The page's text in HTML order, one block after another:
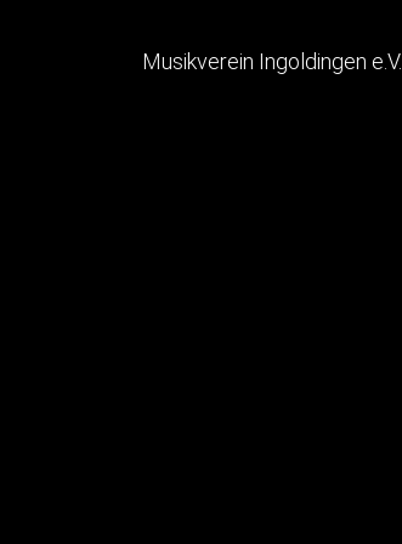
Musikverein Ingoldingen e.V.